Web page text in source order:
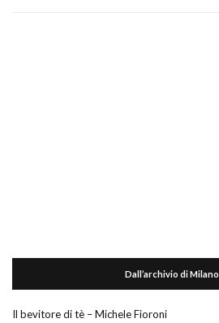
Dall’archivio di
Il bevitore di tè – Michele Fioroni